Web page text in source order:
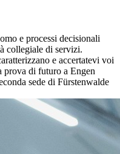
e processi decisionali
collegiale di servizi.
e accertatevi voi
prova di futuro a Engen
sede di Fürstenwalde